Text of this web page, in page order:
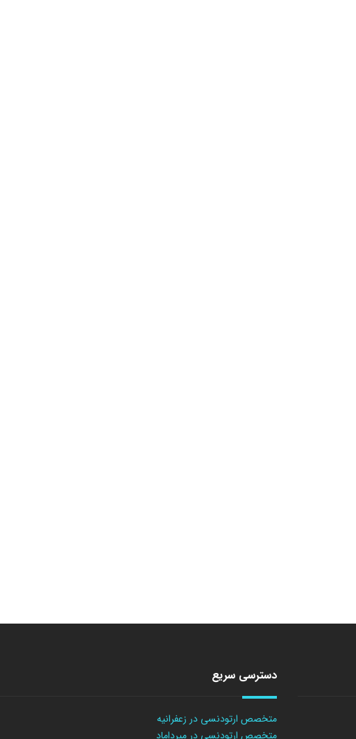
دسترسی سریع
متخصص ارتودنسی در زعفرانیه
متخصص ارتودنسی در میرداماد